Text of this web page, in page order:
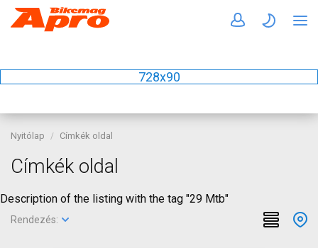
728x90
Nyitólap Címkék oldal
Címkék oldal
Description of the listing with the tag "29 Mtb"
Rendezés: